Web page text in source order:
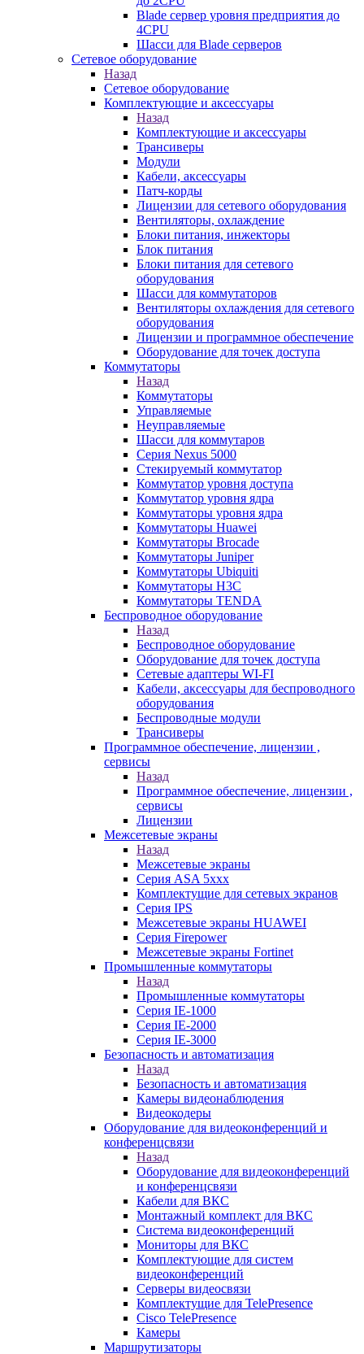
Blade сервер уровня предприятия до
4CPU
Шасси для Blade серверов
Сетевое оборудование
Назад
Сетевое оборудование
Комплектующие и аксессуары
Назад
Комплектующие и аксессуары
Трансиверы
Модули
Кабели, аксессуары
Патч-корды
Лицензии для сетевого оборудования
Вентиляторы, охлаждение
Блоки питания, инжекторы
Блок питания
Блоки питания для сетевого
оборудования
Шасси для коммутаторов
Вентиляторы охлаждения для сетевого
оборудования
Лицензии и программное обеспечение
Оборудование для точек доступа
Коммутаторы
Назад
Коммутаторы
Управляемые
Неуправляемые
Шасси для коммутаров
Серия Nexus 5000
Стекируемый коммутатор
Коммутатор уровня доступа
Коммутатор уровня ядра
Коммутаторы уровня ядра
Коммутаторы Huawei
Коммутаторы Brocade
Коммутаторы Juniper
Коммутаторы Ubiquiti
Коммутаторы H3C
Коммутаторы TENDA
Беспроводное оборудование
Назад
Беспроводное оборудование
Оборудование для точек доступа
Сетевые адаптеры WI-FI
Кабели, аксессуары для беспроводного
оборудования
Беспроводные модули
Трансиверы
Программное обеспечение, лицензии ,
сервисы
Назад
Программное обеспечение, лицензии ,
сервисы
Лицензии
Межсетевые экраны
Назад
Межсетевые экраны
Серия ASA 5xxx
Комплектущие для сетевых экранов
Серия IPS
Межсетевые экраны HUAWEI
Серия Firepower
Межсетевые экраны Fortinet
Промышленные коммутаторы
Назад
Промышленные коммутаторы
Серия IE-1000
Серия IE-2000
Серия IE-3000
Безопасность и автоматизация
Назад
Безопасность и автоматизация
Камеры видеонаблюдения
Видеокодеры
Оборудование для видеоконференций и
конференцсвязи
Назад
Оборудование для видеоконференций
и конференцсвязи
Кабели для ВКС
Монтажный комплект для ВКС
Система видеоконференций
Мониторы для ВКС
Комплектующие для систем
видеоконференций
Серверы видеосвязи
Комплектущие для TelePresence
Cisco TelePresence
Камеры
Маршрутизаторы